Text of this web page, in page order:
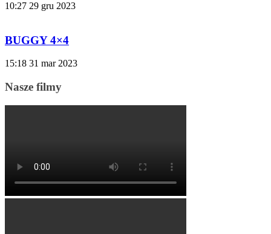
10:27 29 gru 2023
BUGGY 4×4
15:18 31 mar 2023
Nasze filmy